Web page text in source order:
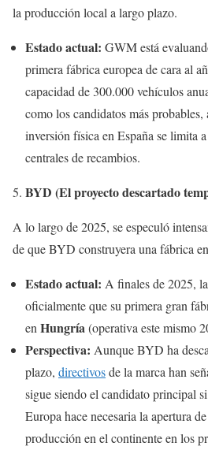
la producción local a largo plazo.
Estado actual: GWM está
primera fábrica europea de cara al
capacidad de 300.000 vehículos
como los candidatos más
inversión física en España se limita
centrales de recambios.
BYD (El proyecto descartado
A lo largo de 2025, se especuló
de que BYD construyera una fábrica
Estado actual: A finales de 2025,
oficialmente que su primera gran
enHungría(operativa este mismo
Perspectiva: Aunque BYD ha
plazo, directivosde la marca han
sigue siendo el candidato principal
Europa hace necesaria la apertura
producción en el continente en los